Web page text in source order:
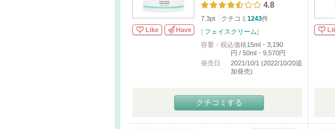
Like Have
4.8
7.3pt クチコミ 1243件
[ フェイスクリーム]
容量・税込価格15ml・3,190
円 / 50ml・9,570円
発売日
2021/10/1 (2022/10/20追
加発売)
クチコミする